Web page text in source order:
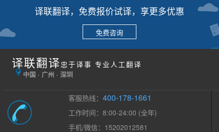
译联翻译，免费报价试译，享更多优惠
免费咨询
译联翻译 忠于译事 专业人工翻译
中国 · 广州 · 深圳
客服热线：400-178-1661
工作时间：8:00-24:00 (全年)
手机/微信：15202012581